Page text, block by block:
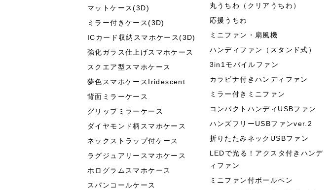
マットケース(3D)
ミラー付きケース(3D)
ICカード収納スマホケース(3D)
強化ガラス仕上げスマホケース
スクエア型スマホケース
夢色スマホケースIridescent
背面ミラーケース
グリップミラーケース
ダイヤモンド柄スマホケース
ネックストラップ付ケース
ラグジュアリースマホケース
ホログラムスマホケース
スパンコールケース
丸うちわ（クリアうちわ）
応援うちわ
ミニファン・扇風機
ハンディファン（スタンド式）
3in1モバイルファン
カラビナ付きハンディファン
ミラー付きミニファン
コンパクトハンディUSBファン
ハンズフリーUSBファンver.2
折りたたみネックUSBファン
LEDで光る！アクスタ付きハンデ
ィファン
ミニファン付ボールペン